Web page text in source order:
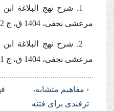
1. شرح نهج البلاغة ابن
مرعشى نجفى، 1404 ق، ج 2، ص 298.
2. شرح نهج البلاغة ابن
مرعشى نجفى، 1404 ق، ج 1، ص 382.
‹ مفاهیم متشابه،
ترفندى براى فتنه